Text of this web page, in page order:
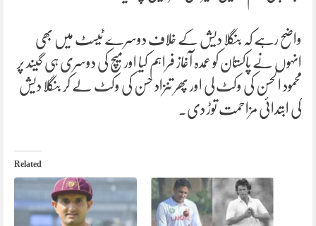
واضح رہے کہ بنگلا دیش کے خلاف دوسرے ٹیسٹ میں بھی
انہوں نے پاکستان کو عمدہ آغاز فراہم کیا اور میچ کی دوسری ہی گیند پر
محمود الحسن کی وکٹ لی اور پھر تنزاد حسن کی وکٹ لے کر بنگلا دیش
کی ابتدائی مزاحمت توڑ دی۔
Related